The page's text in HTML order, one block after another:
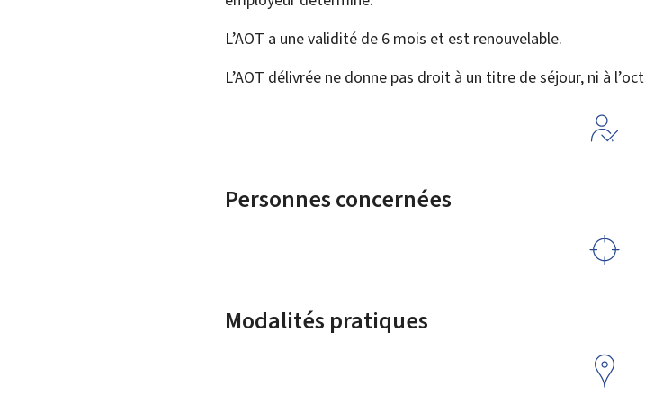
L’AOT a une validité de 6 mois et est renouvelable.
L’AOT délivrée ne donne pas droit à un titre de séjour, ni à
Personnes concernées
Modalités pratiques